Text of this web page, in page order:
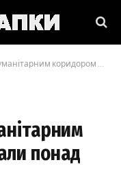
евакуювали понад 300 людей
понад